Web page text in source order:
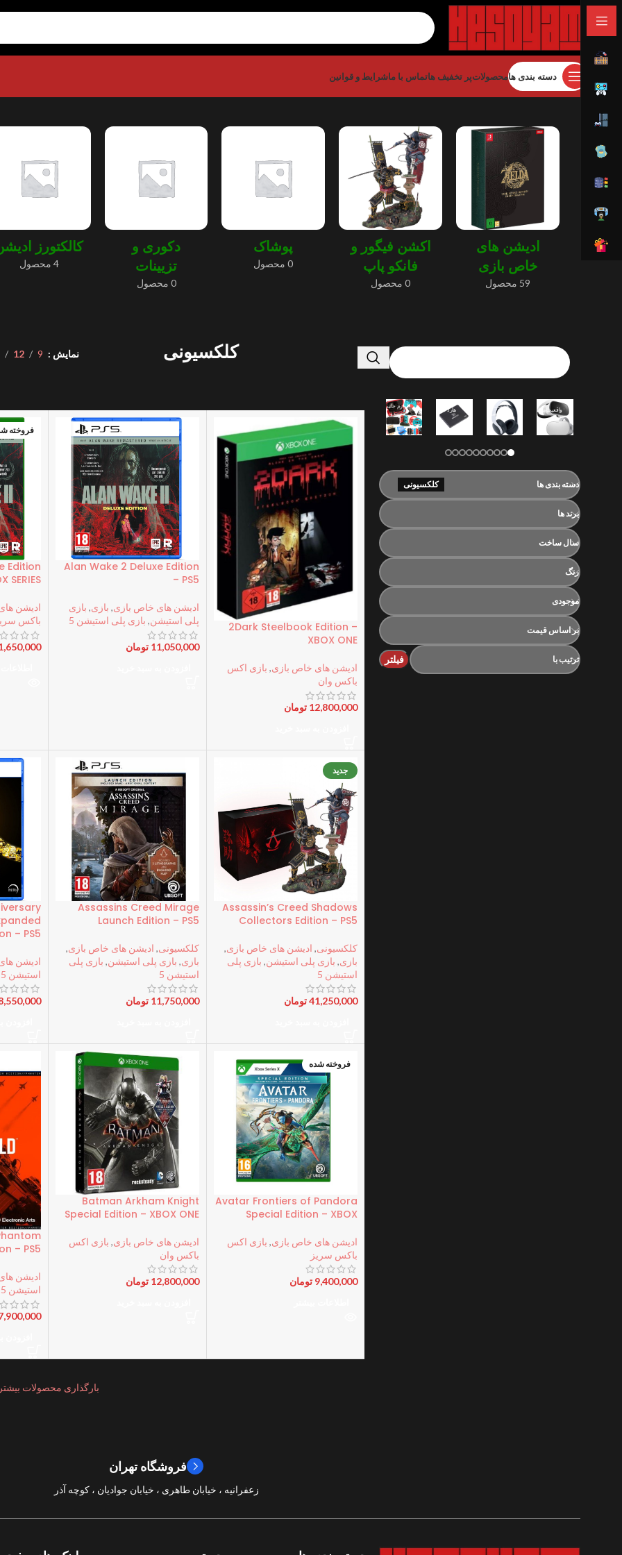
دسته بندی هامحصولاتپر تخفیف هاتماس با ماشرایط و قوانین
خانه کلکسیونی
ادیشن های
خاص بازی
59 محصول
اکشن فیگور و
فانکو پاپ
0 محصول
پوشاک
0 محصول
دکوری و
تزیینات
0 محصول
کالکتورز
4 محصول
واقعیت مجازی
هدست پلی
استیشن
هارد SSD
لوازم جانبی
نینتندو
لوازم جانبی کنسول نینتندو
دسته بندی ها کلکسیونی
برند ها
سال ساخت
رنگ
موجودی
بر اساس قیمت
ترتیب با فیلتر
کلکسیونی نمایش 9
12
2Dark Steelbook Edition –
XBOX ONE
ادیشن های خاص بازی, بازی اکس
باکس وان
12,800,000 تومان
Alan Wake 2 Deluxe Edition
– PS5
ادیشن های خاص بازی, بازی, بازی
پلی استیشن, بازی پلی استیشن 5
11,050,000 تومان
فروخته
Edition
SERIES
ادیشن
باکس
جدید
Assassin’s Creed Shadows
Collectors Edition – PS5
کلکسیونی, ادیشن های خاص بازی,
بازی, بازی پلی استیشن, بازی پلی
استیشن 5
41,250,000 تومان
Assassins Creed Mirage
Launch Edition – PS5
کلکسیونی, ادیشن های خاص بازی,
بازی, بازی پلی استیشن, بازی پلی
استیشن 5
11,750,000 تومان
– PS5
ادیشن
استیشن 5
فروخته شده
Avatar Frontiers of Pandora
Special Edition – XBOX
ادیشن های خاص بازی, بازی اکس
باکس سریز
9,400,000 تومان
Batman Arkham Knight
Special Edition – XBOX ONE
ادیشن های خاص بازی, بازی اکس
باکس وان
12,800,000 تومان
– PS5
ادیشن
استیشن 5
بارگذاری محصولات بیشتر
فروشگاه تهران
زعفرانیه ، خیابان طاهری ، خیابان جوادیان ، کوچه آذر